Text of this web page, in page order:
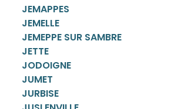
JEMAPPES
JEMELLE
JEMEPPE SUR SAMBRE
JETTE
JODOIGNE
JUMET
JURBISE